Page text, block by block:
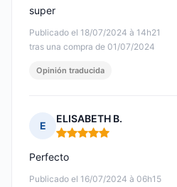
Publicado el 18/07/2024 à 14h21
tras una compra de 01/07/2024
super
Opinión traducida
E
ELISABETH B.
Nota: 5 de 5
Publicado el 16/07/2024 à 06h15
Perfecto